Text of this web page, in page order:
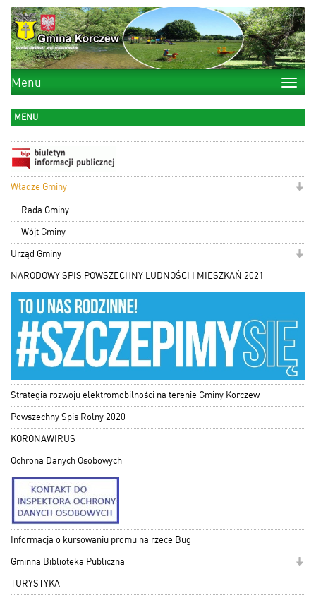
Toggle
Menu
MENU
Władze Gminy
Rada Gminy
Wójt Gminy
Urząd Gminy
NARODOWY SPIS POWSZECHNY LUDNOŚCI I MIESZKAŃ 2021
Strategia rozwoju elektromobilności na terenie Gminy Korczew
Powszechny Spis Rolny 2020
KORONAWIRUS
Ochrona Danych Osobowych
Informacja o kursowaniu promu na rzece Bug
Gminna Biblioteka Publiczna
TURYSTYKA